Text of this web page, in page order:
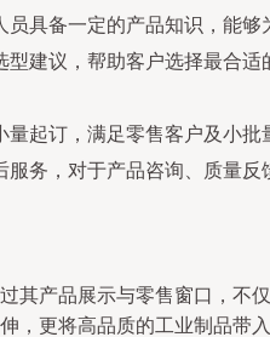
员具备一定的产品知识，能够
型建议，帮助客户选择最合适
量起订，满足零售客户及小批
服务，对于产品咨询、质量反
其产品展示与零售窗口，不仅
，更将高品质的工业制品带入